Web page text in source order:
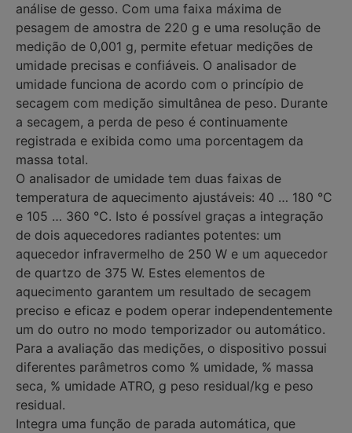
análise de gesso. Com uma faixa máxima de
pesagem de amostra de 220 g e uma resolução de
medição de 0,001 g, permite efetuar medições de
umidade precisas e confiáveis. O analisador de
umidade funciona de acordo com o princípio de
secagem com medição simultânea de peso. Durante
a secagem, a perda de peso é continuamente
registrada e exibida como uma porcentagem da
massa total.
O analisador de umidade tem duas faixas de
temperatura de aquecimento ajustáveis: 40 … 180 °C
e 105 … 360 °C. Isto é possível graças a integração
de dois aquecedores radiantes potentes: um
aquecedor infravermelho de 250 W e um aquecedor
de quartzo de 375 W. Estes elementos de
aquecimento garantem um resultado de secagem
preciso e eficaz e podem operar independentemente
um do outro no modo temporizador ou automático.
Para a avaliação das medições, o dispositivo possui
diferentes parâmetros como % umidade, % massa
seca, % umidade ATRO, g peso residual/kg e peso
residual.
Integra uma função de parada automática, que